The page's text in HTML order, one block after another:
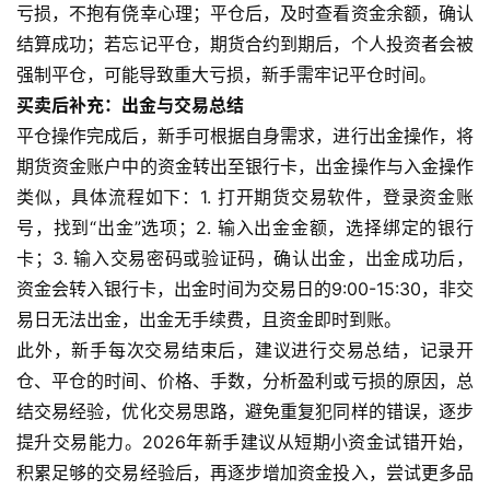
亏损，不抱有侥幸心理；平仓后，及时查看资金余额，确认
结算成功；若忘记平仓，期货合约到期后，个人投资者会被
强制平仓，可能导致重大亏损，新手需牢记平仓时间。
买卖后补充：出金与交易总结
平仓操作完成后，新手可根据自身需求，进行出金操作，将
期货资金账户中的资金转出至银行卡，出金操作与入金操作
类似，具体流程如下：1. 打开期货交易软件，登录资金账
号，找到“出金”选项；2. 输入出金金额，选择绑定的银行
卡；3. 输入交易密码或验证码，确认出金，出金成功后，
资金会转入银行卡，出金时间为交易日的9:00-15:30，非交
易日无法出金，出金无手续费，且资金即时到账。
此外，新手每次交易结束后，建议进行交易总结，记录开
仓、平仓的时间、价格、手数，分析盈利或亏损的原因，总
结交易经验，优化交易思路，避免重复犯同样的错误，逐步
提升交易能力。2026年新手建议从短期小资金试错开始，
积累足够的交易经验后，再逐步增加资金投入，尝试更多品